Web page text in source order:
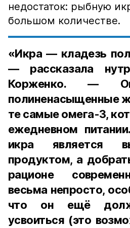
недостаток: рыбную
большом количестве.
«Икра — кладезь
— рассказала
Корженко. —
полиненасыщенные
те самые омега-3,
ежедневном
икра является
продуктом, а
рационе
весьма непросто,
что он ещё
усвоиться (это